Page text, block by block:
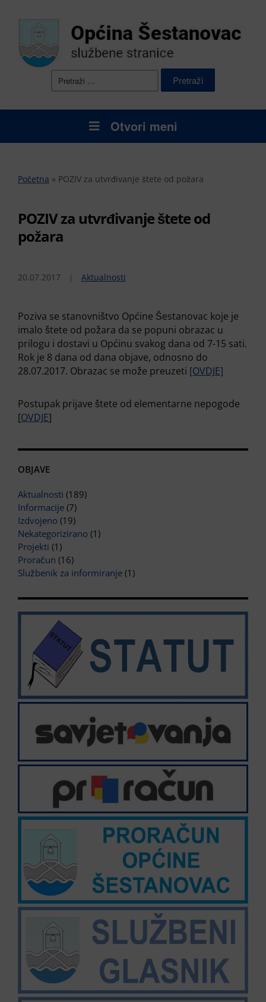
Otvori meni
Početna » POZIV za utvrđivanje štete od požara
POZIV za utvrđivanje štete od
požara
20.07.2017 Aktualnosti
Poziva se stanovništvo Općine Šestanovac koje je
imalo štete od požara da se popuni obrazac u
prilogu i dostavi u Općinu svakog dana od 7-15 sati.
Rok je 8 dana od dana objave, odnosno do
28.07.2017. Obrazac se može preuzeti [OVDJE]
Postupak prijave štete od elementarne nepogode
[OVDJE]
OBJAVE
Aktualnosti (189)
Informacije (7)
Izdvojeno (19)
Nekategorizirano (1)
Projekti (1)
Proračun (16)
Službenik za informiranje (1)